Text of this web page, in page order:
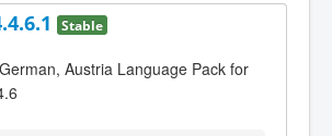
Stable
Austria Language Pack for